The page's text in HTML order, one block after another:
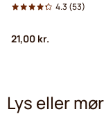
4.3 (53)
21,00 kr.
Lys eller